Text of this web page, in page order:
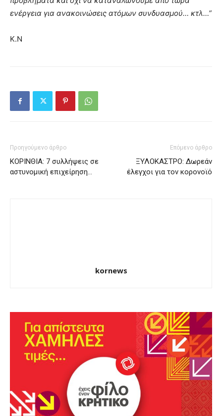
ενέργεια για ανακοινώσεις ατόμων συνδυασμού… κτλ…”
Κ.Ν
Προηγούμενο άρθρο
ΚΟΡΙΝΘΙΑ: 7 συλλήψεις σε
αστυνομική επιχείρηση…
Επόμενο άρθρο
ΞΥΛΟΚΑΣΤΡΟ: Δωρεάν
έλεγχοι για τον κορονοϊό
kornews